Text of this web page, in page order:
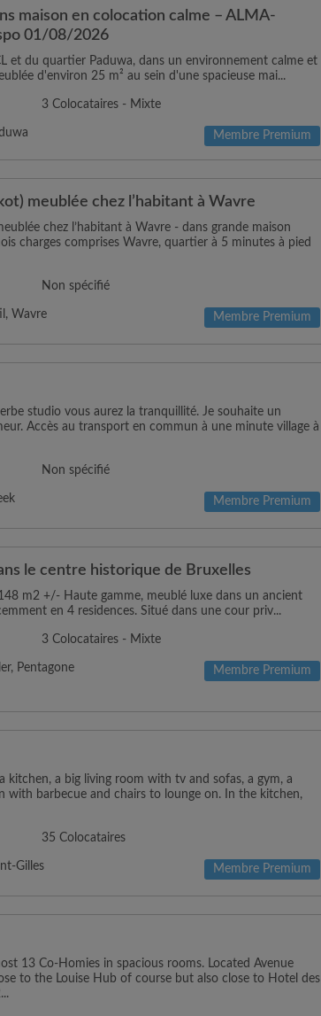
maison en colocation calme – ALMA-
01/08/2026
et du quartier Paduwa, dans un environnement calme et
d'environ 25 m² au sein d'une spacieuse mai...
3 Colocataires - Mixte
Membre Premium
meublée chez l’habitant à Wavre
chez l’habitant à Wavre - dans grande maison
charges comprises Wavre, quartier à 5 minutes à pied
Non spécifié
Wavre Membre Premium
studio vous aurez la tranquillité. Je souhaite un
Accès au transport en commun à une minute village à
Non spécifié
Membre Premium
le centre historique de Bruxelles
m2 +/- Haute gamme, meublé luxe dans un ancient
en 4 residences. Situé dans une cour priv...
3 Colocataires - Mixte
Pentagone Membre Premium
kitchen, a big living room with tv and sofas, a gym, a
with barbecue and chairs to lounge on. In the kitchen,
35 Colocataires
Gilles Membre Premium
13 Co-Homies in spacious rooms. Located Avenue
to the Louise Hub of course but also close to Hotel des